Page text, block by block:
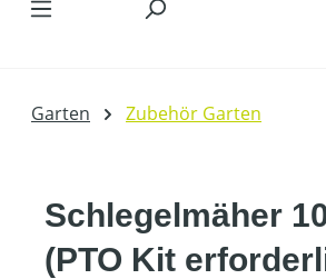
Garten Zubehör Garten
Schlegelmäher
(PTO Kit